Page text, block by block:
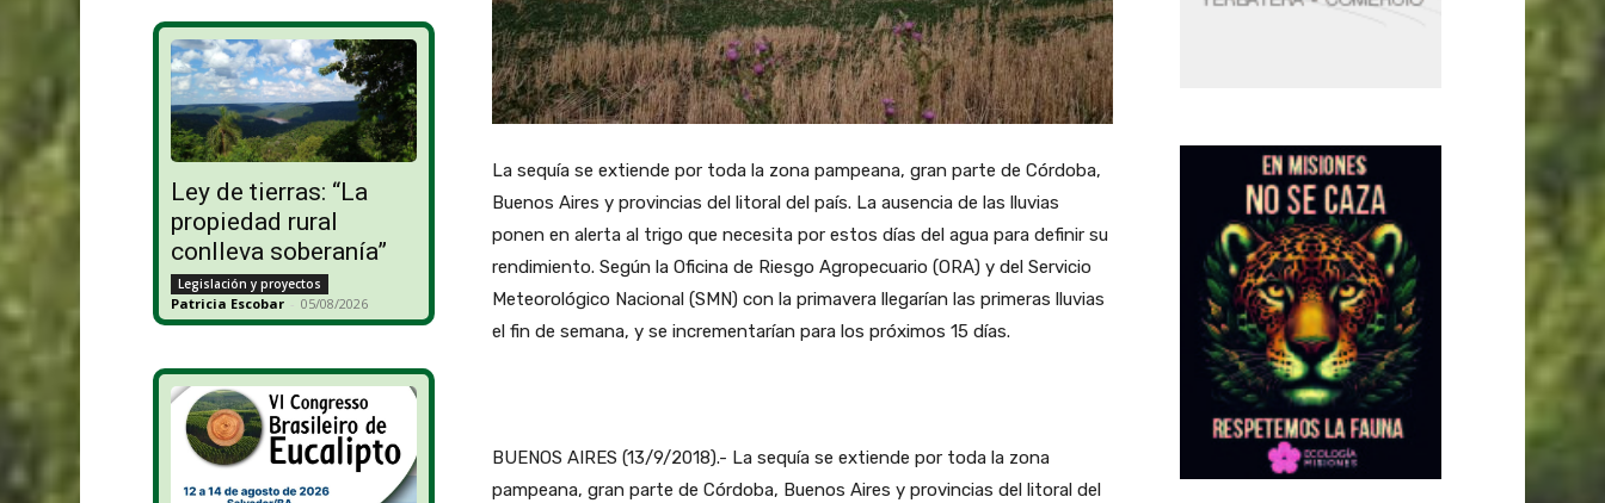
Ley de tierras: “La
propiedad rural
conlleva soberanía”
Legislación y proyectos
Patricia Escobar - 05/08/2026
La sequía se extiende por toda la zona pampeana, gran parte de Córdoba,
Buenos Aires y provincias del litoral del país. La ausencia de las lluvias
ponen en alerta al trigo que necesita por estos días del agua para definir su
rendimiento. Según la Oficina de Riesgo Agropecuario (ORA) y del Servicio
Meteorológico Nacional (SMN) con la primavera llegarían las primeras lluvias
el fin de semana, y se incrementarían para los próximos 15 días.
BUENOS AIRES (13/9/2018).- La sequía se extiende por toda la zona
pampeana, gran parte de Córdoba, Buenos Aires y provincias del litoral del